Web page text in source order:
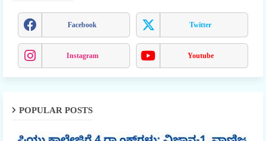
Facebook Twitter
Instagram Youtube
POPULAR POSTS